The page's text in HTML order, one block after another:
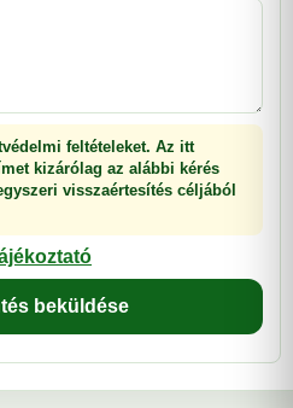
feltételeket. Az itt
kizárólag az alábbi kérés
visszaértesítés céljából
beküldése